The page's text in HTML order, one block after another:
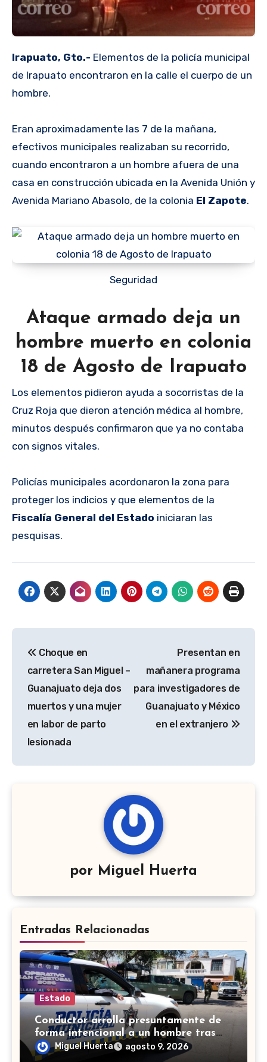
Irapuato, Gto.- Elementos de la policía municipal
de Irapuato encontraron en la calle el cuerpo de un
hombre.
Eran aproximadamente las 7 de la mañana,
efectivos municipales realizaban su recorrido,
cuando encontraron a un hombre afuera de una
casa en construcción ubicada en la Avenida Unión y
Avenida Mariano Abasolo, de la colonia El Zapote.
Seguridad
Ataque armado deja un
hombre muerto en colonia
18 de Agosto de Irapuato
Los elementos pidieron ayuda a socorristas de la
Cruz Roja que dieron atención médica al hombre,
minutos después confirmaron que ya no contaba
con signos vitales.
Policías municipales acordonaron la zona para
proteger los indicios y que elementos de la
Fiscalía General del Estado iniciaran las
pesquisas.
de
entradas
Choque en
carretera San Miguel –
Guanajuato deja dos
muertos y una mujer
en labor de parto
lesionada
Presentan en
mañanera programa
para investigadores de
Guanajuato y México
en el extranjero
por Miguel Huerta
Entradas Relacionadas
Estado
Conductor arrolla presuntamente de
forma intencional a un hombre tras
una riña en Celaya
Miguel Huerta agosto 9, 2026